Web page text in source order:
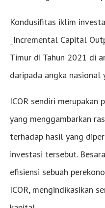
Kondusifitas iklim
_Incremental Capital
Timur di Tahun 2021 di
daripada angka nasional
ICOR sendiri merupakan
yang menggambarkan
terhadap hasil yang
investasi tersebut.
efisiensi sebuah
ICOR, mengindikasikan